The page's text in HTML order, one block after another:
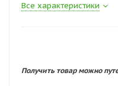
Все характеристики
Получить товар можно